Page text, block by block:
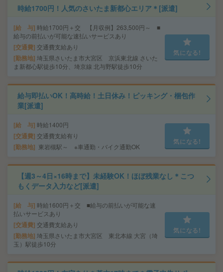
時給1700円！人気のさいたま新都心エリア＊[派遣]
給 与 時給1700円＋交 【月収例】263,500円～ ■
給与の前払いが可能な速払いサービスあり
交通費 交通費支給あり
勤務地 埼玉県さいたま市大宮区 京浜東北線 さいた
ま新都心駅徒歩10分、埼京線 北与野駅徒歩10分
気になる!
給与即払いOK！高時給！土日休み！ピッキング・梱包作
業[派遣]
給 与 時給1400円
交通費 交通費支給有り
勤務地 東岩槻駅～ ※車通勤・バイク通勤OK
気になる!
【週3～4日×16時まで】未経験OK！ほぼ残業なし＊こつ
もくデータ入力など[派遣]
給 与 時給1600円＋交 ■給与の前払いが可能な速
払いサービスあり
交通費 交通費支給あり
勤務地 埼玉県さいたま市大宮区 東北本線 大宮（埼
玉）駅徒歩10分
気になる!